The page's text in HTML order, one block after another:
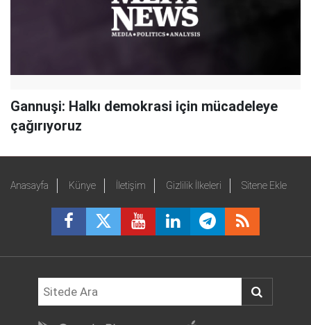
Gannuşi: Halkı demokrasi için mücadeleye
çağırıyoruz
Anasayfa Künye İletişim Gizlilik İlkeleri Sitene Ekle